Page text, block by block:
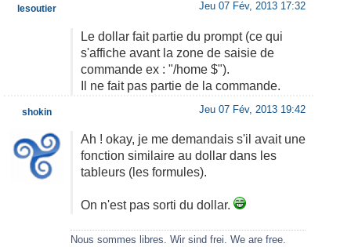
Jeu 07 Fév, 2013 17:32
Le dollar fait partie du prompt (ce qui
s'affiche avant la zone de saisie de
commande ex : "/home $").
Il ne fait pas partie de la commande.
lesoutier
Jeu 07 Fév, 2013 19:42
Ah ! okay, je me demandais s'il avait une
fonction similaire au dollar dans les
tableurs (les formules).
On n'est pas sorti du dollar.
Nous sommes libres. Wir sind frei. We are free.
shokin